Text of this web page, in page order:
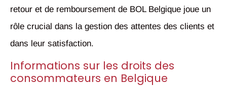
retour et de remboursement de BOL Belgique joue un
rôle crucial dans la gestion des attentes des clients et
dans leur satisfaction.
Informations sur les droits des
consommateurs en Belgique